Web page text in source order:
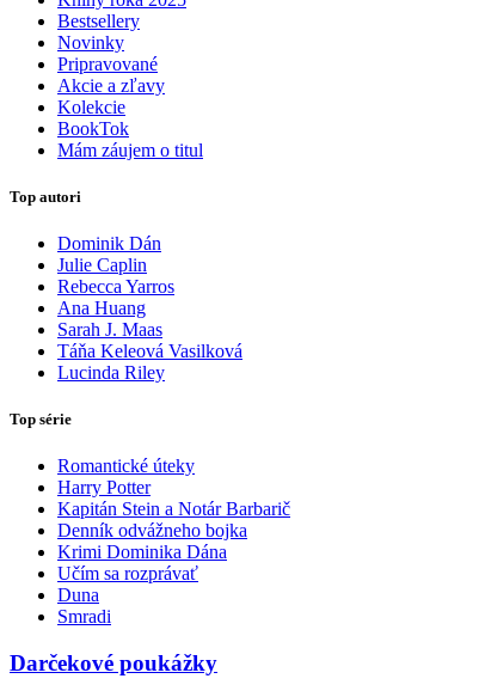
Bestsellery
Novinky
Pripravované
Akcie a zľavy
Kolekcie
BookTok
Mám záujem o titul
Top autori
Dominik Dán
Julie Caplin
Rebecca Yarros
Ana Huang
Sarah J. Maas
Táňa Keleová Vasilková
Lucinda Riley
Top série
Romantické úteky
Harry Potter
Kapitán Stein a Notár Barbarič
Denník odvážneho bojka
Krimi Dominika Dána
Učím sa rozprávať
Duna
Smradi
Darčekové poukážky